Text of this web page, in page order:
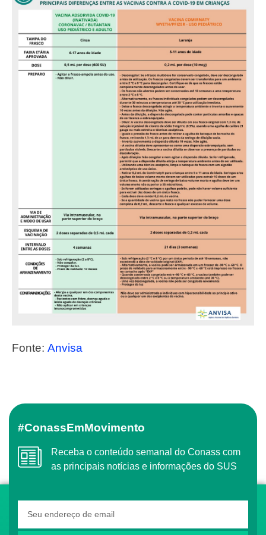
Fonte: Anvisa
#ConassEmMovimento
Receba o conteúdo semanal do Conass com
as principais notícias e informações do SUS